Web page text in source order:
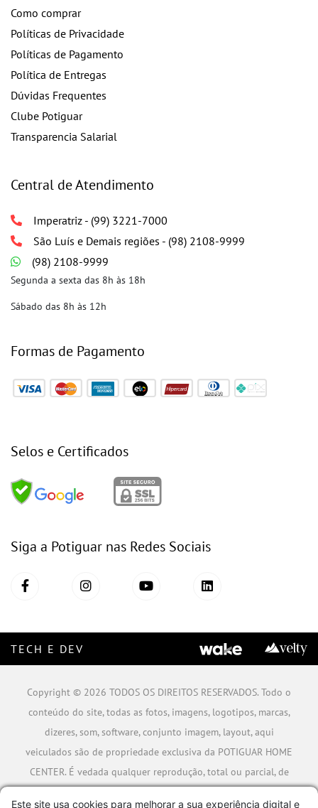
Como comprar
Políticas de Privacidade
Políticas de Pagamento
Política de Entregas
Dúvidas Frequentes
Clube Potiguar
Transparencia Salarial
Central de Atendimento
Imperatriz - (99) 3221-7000
São Luís e Demais regiões - (98) 2108-9999
(98) 2108-9999
Segunda a sexta das 8h às 18h
Sábado das 8h às 12h
Formas de Pagamento
Selos e Certificados
Siga a Potiguar nas Redes Sociais
TECH E DEV
Copyright © 2026 TODOS OS DIREITOS RESERVADOS. Todo o
conteúdo do site, todas as fotos, imagens, logotipos, marcas,
dizeres, som, software, conjunto imagem, layout, aqui
veiculados são de propriedade exclusiva da POTIGUAR HOME
CENTER. É vedada qualquer reprodução, total ou parcial, de
Este site usa cookies para melhorar a sua experiência digital e